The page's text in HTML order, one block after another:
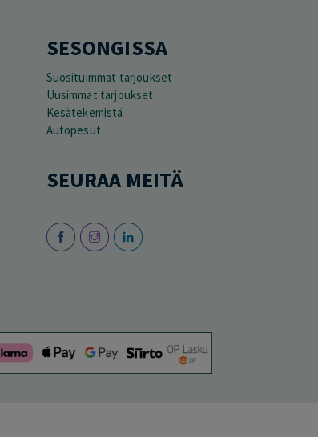
SESONGISSA
Suosituimmat tarjoukset
Uusimmat tarjoukset
Kesätekemistä
Autopesut
SEURAA MEITÄ